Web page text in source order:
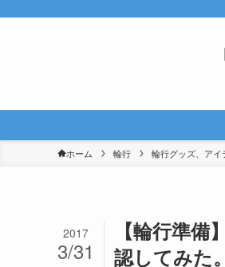
ホーム 輪行 輪行グッズ、アイ
【輪行準
認してみた
2017
3/31